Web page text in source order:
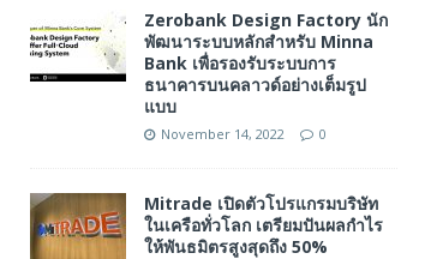
Zerobank Design Factory นัก
พัฒนาระบบหลักสำหรับ Minna
Bank เพื่อรองรับระบบการ
ธนาคารบนคลาวด์อย่างเต็มรูป
แบบ
November 14, 2022 0
Mitrade เปิดตัวโปรแกรมบริษัท
ในเครือทั่วโลก เตรียมปันผลกำไร
ให้พันธมิตรสูงสุดถึง 50%